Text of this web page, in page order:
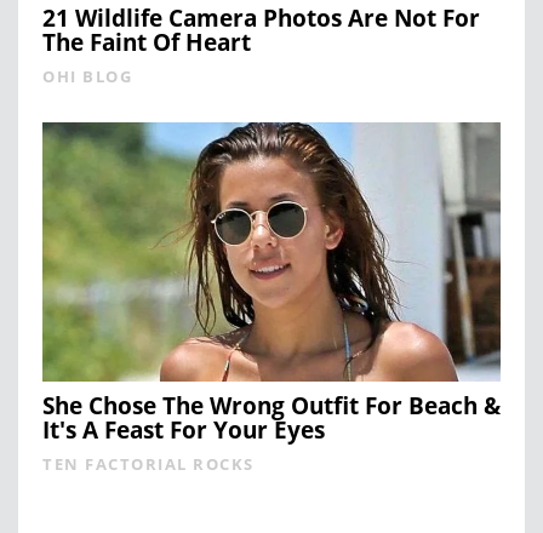
21 Wildlife Camera Photos Are Not For
The Faint Of Heart
OHI BLOG
She Chose The Wrong Outfit For Beach &
It's A Feast For Your Eyes
TEN FACTORIAL ROCKS